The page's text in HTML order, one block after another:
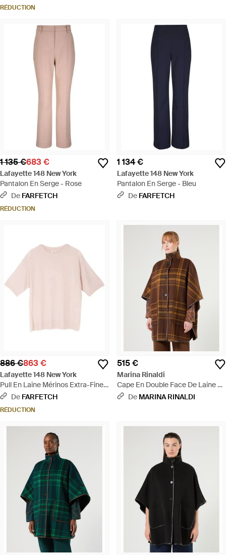
RÉDUCTION
1 135 €683 €
Lafayette 148 New York
Pantalon En Serge - Rose
De FARFETCH
RÉDUCTION
1 134 €
Lafayette 148 New York
Pantalon En Serge - Bleu
De FARFETCH
886 €863 €
Lafayette 148 New York
Pull En Laine Mérinos Extra-Fine
À Col Rond - Rose
De FARFETCH
RÉDUCTION
515 €
Marina Rinaldi
Cape En Double Face De Laine Et
Nylon - Marron
De MARINA RINALDI